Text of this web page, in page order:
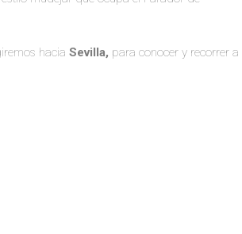
hacia Sevilla, para conocer y recorrer a